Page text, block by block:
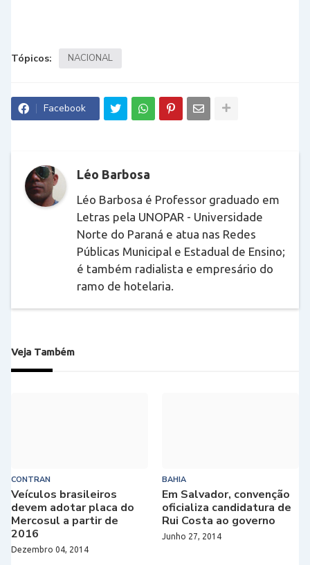
Tópicos: NACIONAL
Facebook
Léo Barbosa
Léo Barbosa é Professor graduado em
Letras pela UNOPAR - Universidade
Norte do Paraná e atua nas Redes
Públicas Municipal e Estadual de Ensino;
é também radialista e empresário do
ramo de hotelaria.
Veja Também
CONTRAN
Veículos brasileiros
devem adotar placa do
Mercosul a partir de
2016
Dezembro 04, 2014
BAHIA
Em Salvador, convenção
oficializa candidatura de
Rui Costa ao governo
Junho 27, 2014